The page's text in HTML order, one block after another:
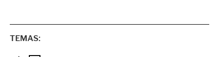
TEMAS: